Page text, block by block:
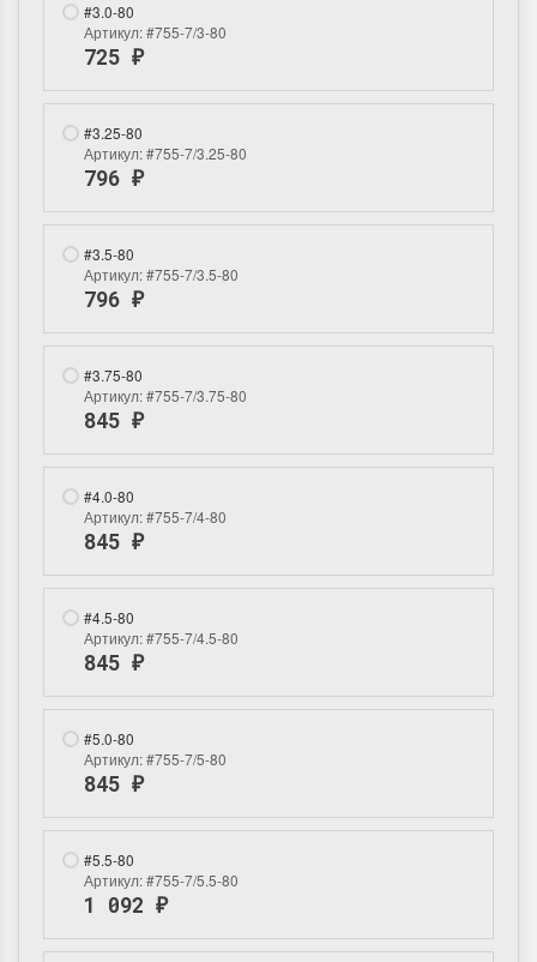
Летние Скидки
!! СКИДКА 20% ‼️ с 1 до 3 июня в
честь первого летнего дня
Чудетство...
ПОДРОБНЕЕ
Анастасия Туманова
1 июня 2024 11:29
Раритеты Дим.
ПОДРОБНЕЕ
Willow Swan
(Ива-лебедь)
Хороший набор
Отличный набор, канва,
нитки и схема, всё в
отличном состоянии.
Ларина Евгения
1 апреля 2026 14:55
13648USA
раритетный
#3.0-80
Артикул:#755-7/3-80
725 ₽
#3.25-80
Артикул:#755-7/3.25-80
796 ₽
#3.5-80
Артикул:#755-7/3.5-80
796 ₽
#3.75-80
Артикул:#755-7/3.75-80
845 ₽
#4.0-80
Артикул:#755-7/4-80
845 ₽
#4.5-80
Артикул:#755-7/4.5-80
845 ₽
#5.0-80
Артикул:#755-7/5-80
845 ₽
#5.5-80
Артикул:#755-7/5.5-80
1 092 ₽